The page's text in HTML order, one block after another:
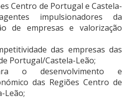
Centro de Portugal e Castela-
impulsionadores da
de empresas e valorização
das empresas das
Portugal/Castela-Leão;
o desenvolvimento e
das Regiões Centro de
Leão;